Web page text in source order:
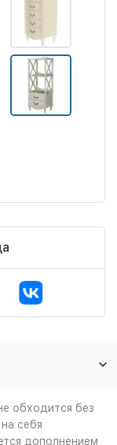
обходится без
себя
дополнением